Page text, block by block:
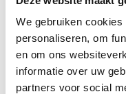
We gebruiken
personaliseren, om
en om ons
informatie over uw
partners voor social
De vraag is steeds:
wat moet iemand